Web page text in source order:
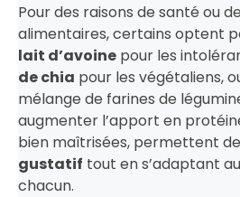
Pour des raisons de santé ou
alimentaires, certains optent
lait d’avoine pour les
de chia pour les végétaliens,
mélange de farines de
augmenter l’apport en
bien maîtrisées, permettent
gustatif tout en s’adaptant
chacun.